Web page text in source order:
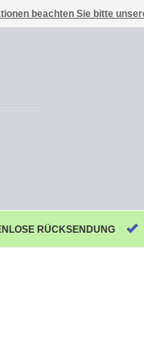
RÜCKSENDUNG
beachten Sie bitte